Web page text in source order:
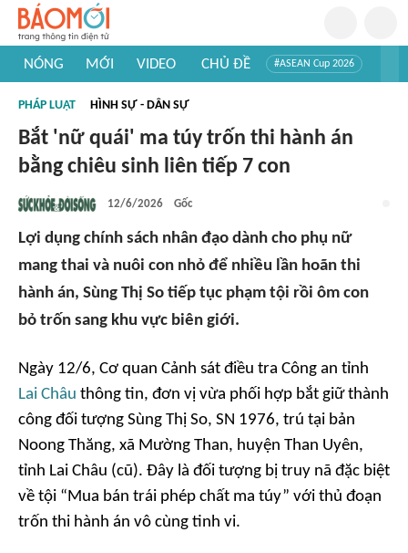
NÓNG MỚI VIDEO CHỦ ĐỀ #ASEAN Cup 2026
#Khám phá thế giới
PHÁP LUẬT HÌNH SỰ - DÂN SỰ
Bắt 'nữ quái' ma túy trốn thi hành án
bằng chiêu sinh liên tiếp 7 con
12/6/2026 Gốc
Lợi dụng chính sách nhân đạo dành cho phụ nữ
mang thai và nuôi con nhỏ để nhiều lần hoãn thi
hành án, Sùng Thị So tiếp tục phạm tội rồi ôm con
bỏ trốn sang khu vực biên giới.
Ngày 12/6, Cơ quan Cảnh sát điều tra Công an tỉnh
Lai Châu thông tin, đơn vị vừa phối hợp bắt giữ thành
công đối tượng Sùng Thị So, SN 1976, trú tại bản
Noong Thăng, xã Mường Than, huyện Than Uyên,
tỉnh Lai Châu (cũ). Đây là đối tượng bị truy nã đặc biệt
về tội “Mua bán trái phép chất ma túy” với thủ đoạn
trốn thi hành án vô cùng tinh vi.